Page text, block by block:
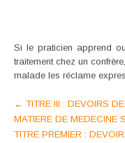
Si le praticien apprend
traitement chez un
malade les réclame
Post
navigation
← TITRE III : DEVOIRS
MATIERE DE MEDECINE
TITRE PREMIER :